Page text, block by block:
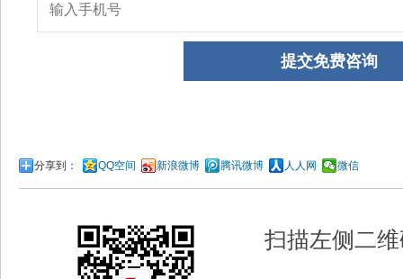
分享到： QQ空间 新浪微博 腾讯微博 人人网 微信
扫描左侧二